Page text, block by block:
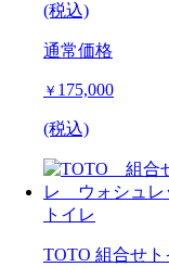
(税込)
通常価格
￥ 175,000
(税込)
トイレ
TOTO 組合せ